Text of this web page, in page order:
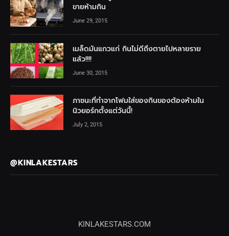
ขายห้ามกิน
June 29, 2015
เมล็ดมันแกวแก่ กินไม่ดีถึงตายไปหลายราย
แล้ว!!!!
June 30, 2015
ภาชนะที่ทำจากโฟมใส่ของกินของต้องห้ามใน
นิวยอร์กตั้งแต่วันนี้!
July 2, 2015
@KINLAKESTARS
KINLAKESTARS.COM